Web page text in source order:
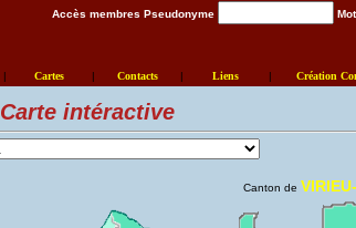
Accès membres Pseudonyme
| Cartes | Contacts | Liens | Création
Carte intéractive
Canton de